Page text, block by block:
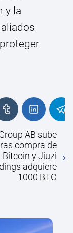
y la
AB sube
compra de
Bitcoin y Jiuzi
adquiere
1000 BTC